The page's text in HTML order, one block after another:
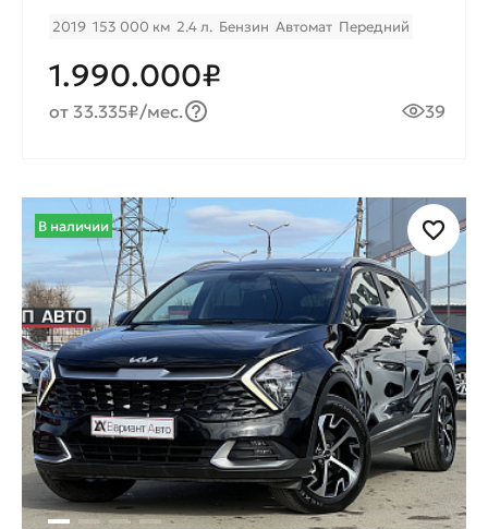
2019 153 000 км 2.4 л. Бензин Автомат Передний
1.990.000₽
от 33.335₽/мес. 39
В наличии